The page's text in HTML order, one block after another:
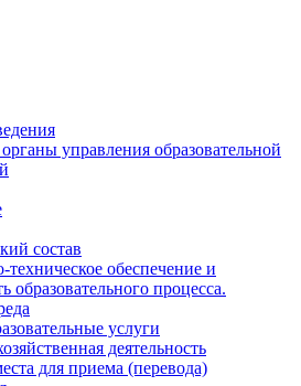
управления образовательной
состав
техническое обеспечение и
образовательного процесса.
услуги
деятельность
для приема (перевода)